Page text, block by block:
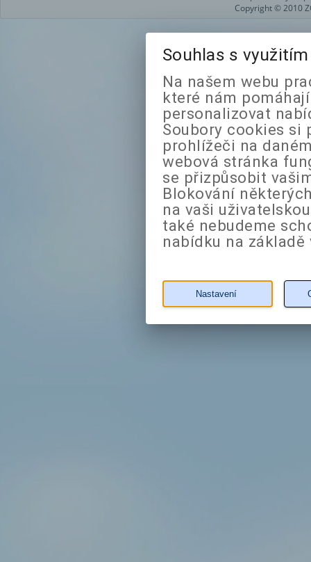
Copyright © 2010
Souhlas s
Na našem webu
které nám
personalizovat
Soubory cookies si
prohlížeči na
webová stránka
se přizpůsobit
Blokování
na vaši
také nebudeme
nabídku na
Nastavení